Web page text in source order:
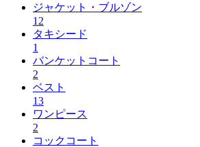
ジャケット・ブルゾン
12
タキシード
1
バンケットコート
2
ベスト
13
ワンピース
2
コックコート